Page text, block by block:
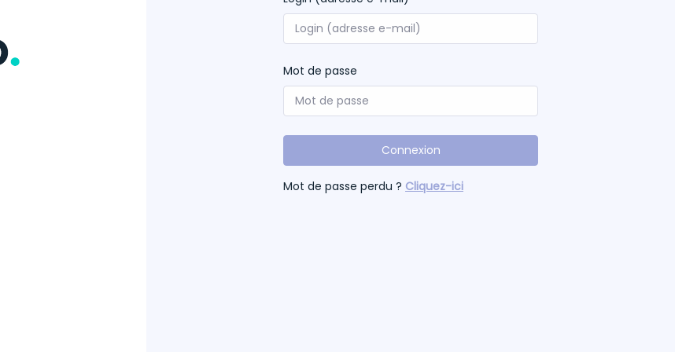
Mot de passe
Connexion
Mot de passe perdu ? Cliquez-ici